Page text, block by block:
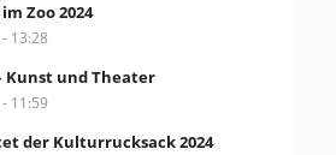
Zoo 2024
13:28
Kunst und Theater
11:59
der Kulturrucksack 2024